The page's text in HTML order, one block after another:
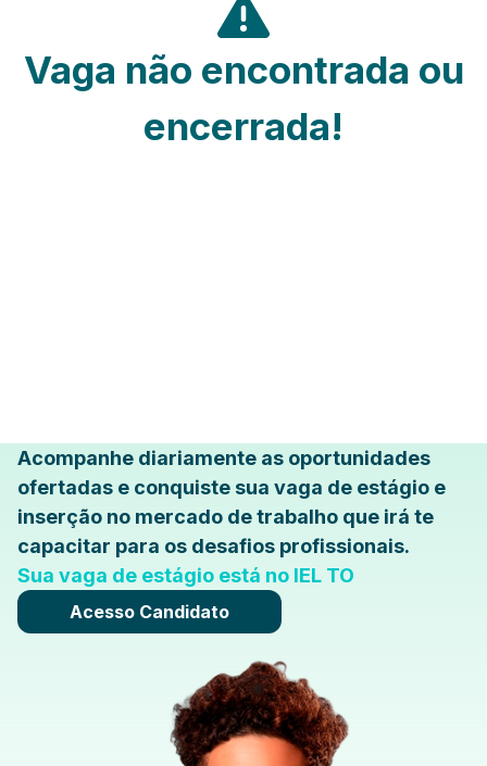
Vaga não encontrada ou
encerrada!
Acompanhe diariamente as oportunidades
ofertadas e conquiste sua vaga de estágio e
inserção no mercado de trabalho que irá te
capacitar para os desafios profissionais.
Sua vaga de estágio está no IEL TO
Acesso Candidato